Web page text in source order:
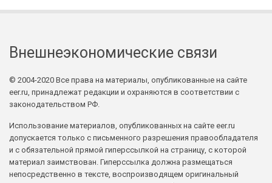
Внешнеэкономические связи
© 2004-2020 Все права на материалы, опубликованные на сайте
eer.ru, принадлежат редакции и охраняются в соответствии с
законодательством РФ.
Использование материалов, опубликованных на сайте eer.ru
допускается только с письменного разрешения правообладателя
и с обязательной прямой гиперссылкой на страницу, с которой
материал заимствован. Гиперссылка должна размещаться
непосредственно в тексте, воспроизводящем оригинальный